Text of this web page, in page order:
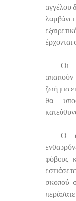
αγγέλου
λαμβάνει
Οι
ζωή μια
θα
Ο
φόβους
σκοπού